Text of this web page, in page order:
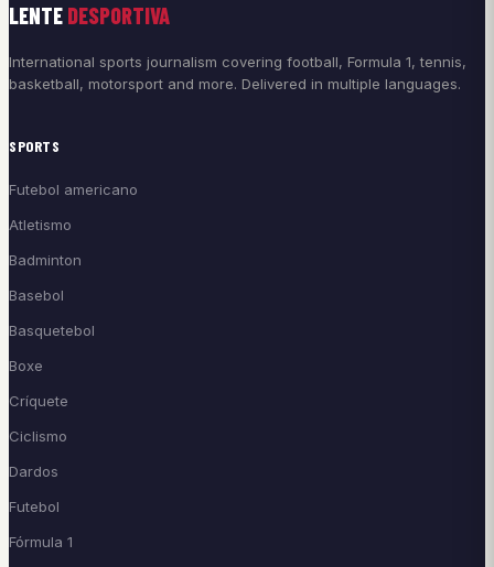
LENTE DESPORTIVA
International sports journalism covering football, Formula 1, tennis,
basketball, motorsport and more. Delivered in multiple languages.
SPORTS
Futebol americano
Atletismo
Badminton
Basebol
Basquetebol
Boxe
Críquete
Ciclismo
Dardos
Futebol
Fórmula 1